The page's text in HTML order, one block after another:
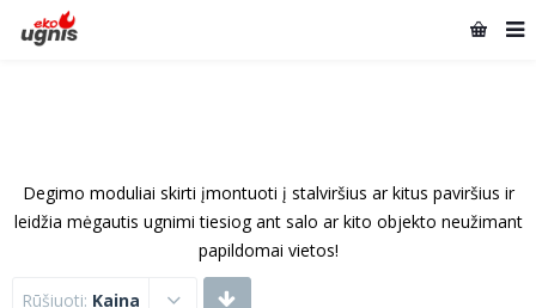
Degimo moduliai skirti įmontuoti į stalviršius ar kitus paviršius ir
leidžia mėgautis ugnimi tiesiog ant salo ar kito objekto neužimant
papildomai vietos!
Rūšiuoti: Kaina